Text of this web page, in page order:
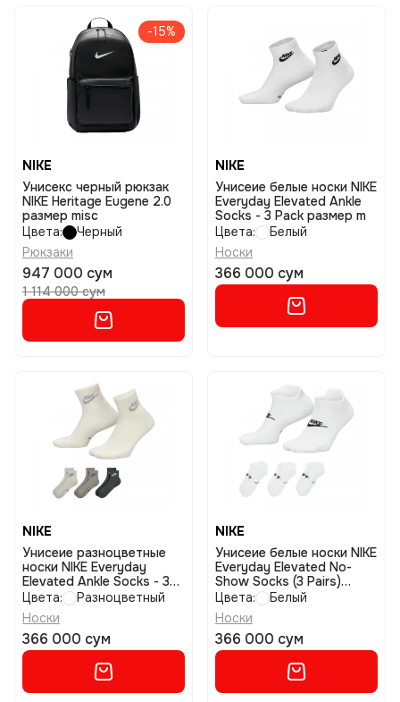
-15%
NIKE
Унисекс черный рюкзак
NIKE Heritage Eugene 2.0
размер misc
Цвета:
Черный
Рюкзаки
947 000 сум
1 114 000 сум
NIKE
Унисеие белые носки NIKE
Everyday Elevated Ankle
Socks - 3 Pack размер m
Цвета:
Белый
Носки
366 000 сум
NIKE
Унисеие разноцветные
носки NIKE Everyday
Elevated Ankle Socks - 3
Pack размер m
Цвета:
Разноцветный
Носки
366 000 сум
NIKE
Унисеие белые носки NIKE
Everyday Elevated No-
Show Socks (3 Pairs)
размер m
Цвета:
Белый
Носки
366 000 сум